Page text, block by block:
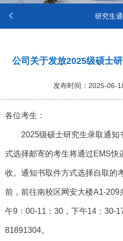
 研究生
公司关于发放2025级硕士
发布时间：2025-06-
各位考生：
2025级硕士研究生录取通知
式选择邮寄的考生将通过EMS快
收。通知书取件方式选择自取的
前，前往南校区网安大楼A1-209
午9：00-11：30，下午14：30-
81891304。